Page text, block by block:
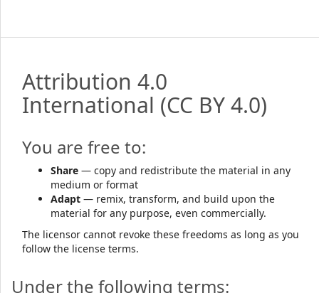
Attribution 4.0
International (CC BY 4.0)
You are free to:
Share — copy and redistribute the material in any
medium or format
Adapt — remix, transform, and build upon the
material for any purpose, even commercially.
The licensor cannot revoke these freedoms as long as you
follow the license terms.
Under the following terms: